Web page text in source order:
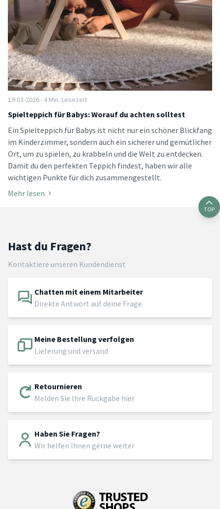
19-03-2026 · 4 Min. Lesezeit
Spielteppich für Babys: Worauf du achten solltest
Ein Spielteppich für Babys ist nicht nur ein schöner Blickfang
im Kinderzimmer, sondern auch ein sicherer und gemütlicher
Ort, um zu spielen, zu krabbeln und die Welt zu entdecken.
Damit du den perfekten Teppich findest, haben wir alle
wichtigen Punkte für dich zusammengestellt.
Mehr lesen
TOP
Hast du Fragen?
Kontaktiere unseren Kundendienst
Chatten mit einem Mitarbeiter
Direkte Antwort auf deine Frage
Meine Bestellung verfolgen
Lieferung und versand
Retournieren
Melden Sie Ihre Rückgabe hier
Haben Sie Fragen?
Wir helfen Ihnen gerne weiter